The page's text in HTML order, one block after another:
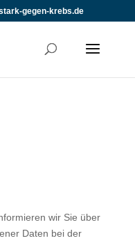
gegen-krebs.de
wir Sie über
Daten bei der